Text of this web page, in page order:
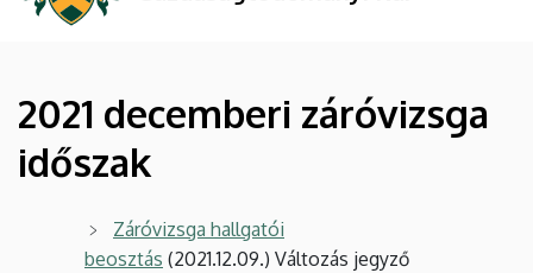
időszak
Gazdaságtudományi
Kar
2021 decemberi záróvizsga
időszak
Záróvizsga hallgatói
beosztás (2021.12.09.) Változás jegyző